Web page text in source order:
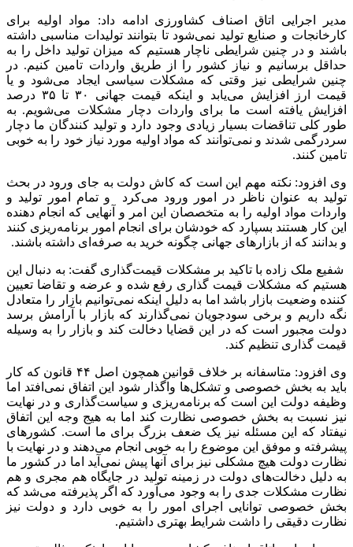
مدیر اجرایی اتاق اصناف کشاورزی ادامه داد: مواد اولیه برای
کارخانجات و صنایع تولید نمی‌شود تا بتوانند تولیدات مناسبی داشته
باشند و در چنین شرایطی ناچار هستیم که میزان تولید داخل را به
حداقل برسانیم و نیاز کشور را از طریق واردات تامین کنیم. در
چنین شرایطی نیز وقتی که مشکلات سیاسی ایجاد می‌شود و یا
قیمت ارز افزایش می‌یابد و اینکه قیمت جهانی ۳۰ تا ۳۵ درصد
افزایش یافته است ما برای واردات دچار مشکلات می‌شویم. به
طور کلی تناقضات بسیار زیادی وجود دارد و تولید کنندگان ما دچار
سردرگمی شدند و نمی‌توانند که مواد اولیه مورد نیاز خود را به خوبی
تامین کنند.
وی افزود: نکته مهم این است که کاش دولت به جای ورود در بحث
تولید به عنوان ناظر در امور ورود می‌کرد و تمام امور تولید و
واردات مواد اولیه را به متخصصان این امر و آنهایی که انجام دهنده
این کار هستند بسپارد که خودشان برای انجام امور برنامه‌ریزی کنند
و بدانند که از بازارهای جهانی چگونه خرید به صرفه‌ای داشته باشند.
شفیع ملک زاده با تاکید بر مشکلات قیمت‌گذاری گفت: به دنبال این
هستیم که مشکلات قیمت گذاری رفع شده و عرضه و تقاضا تعیین
کننده وضعیت بازار باشد اما به دلیل اینکه نمی‌توانیم بازار را متعادل
نگه داریم و برخی سودجویان نمی‌گذارند که بازار با آرامش برسد
دولت مجبور است که در این قضایا دخالت کند و بازار را به وسیله
قیمت گذاری تنظیم کند.
وی افزود: متاسفانه بر خلاف قوانین همچون اصل ۴۴ قانون که کار
باید به بخش خصوصی و تشکل‌ها واگذار شود این اتفاق نمی‌افتد اما
وظیفه دولت این است که برنامه‌ریزی و سیاست‌گذاری و در نهایت
نیز نسبت به بخش خصوصی نظارت کند اما به هیج وجه این اتفاق
نیفتاد که این مسئله نیز یک ضعف بزرگ برای ما است. کشورهای
پیشرفته و موفق این موضوع را به خوبی انجام می‌دهند و در نهایت با
نظارت دولت هیچ مشکلی نیز برای آنها پیش نمی‌آید اما در کشور ما
به دلیل دخالت‌های دولت در زمینه تولید در جایگاه هم مجری و هم
نظارت مشکلات جدی را به وجود می‌آورد که اگر پذیرفته می‌شد که
بخش خصوصی توانایی اجرای امور را به خوبی دارد و دولت نیز
نظارت دقیقی را داشت شرایط بهتری داشتیم.